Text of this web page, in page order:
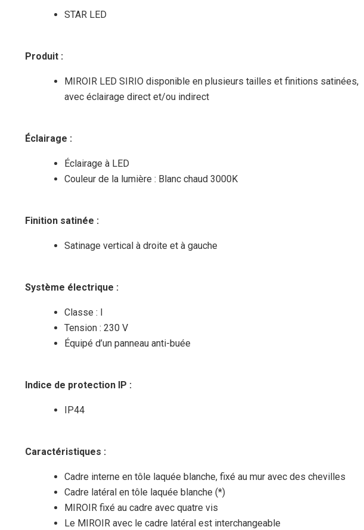
STAR LED
Produit :
MIROIR LED SIRIO disponible en plusieurs tailles et finitions satinées,
avec éclairage direct et/ou indirect
Éclairage :
Éclairage à LED
Couleur de la lumière : Blanc chaud 3000K
Finition satinée :
Satinage vertical à droite et à gauche
Système électrique :
Classe : I
Tension : 230 V
Équipé d’un panneau anti-buée
Indice de protection IP :
IP44
Caractéristiques :
Cadre interne en tôle laquée blanche, fixé au mur avec des chevilles
Cadre latéral en tôle laquée blanche (*)
MIROIR fixé au cadre avec quatre vis
Le MIROIR avec le cadre latéral est interchangeable